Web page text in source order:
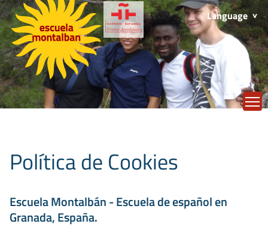
Language
Política de Cookies
Escuela Montalbán - Escuela de español en
Granada, España.